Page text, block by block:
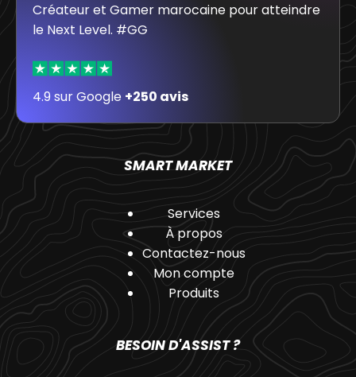
Créateur et Gamer marocaine pour atteindre
le Next Level. #GG
4.9 sur Google +250 avis
SMART MARKET
Services
À propos
Contactez-nous
Mon compte
Produits
BESOIN D'ASSIST ?